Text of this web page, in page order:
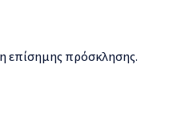
επίσημης πρόσκλησης.